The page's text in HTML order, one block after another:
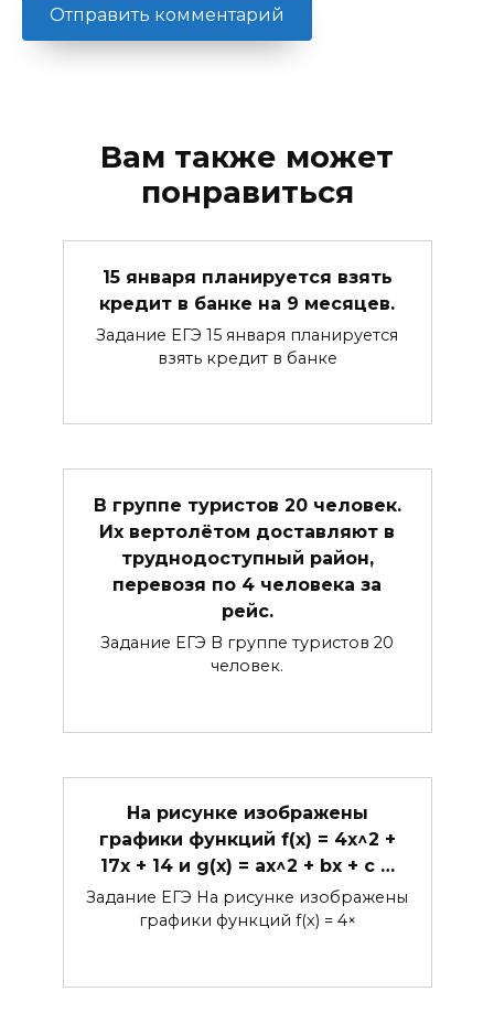
Вам также может
понравиться
15 января планируется взять
кредит в банке на 9 месяцев.
Задание ЕГЭ 15 января планируется
взять кредит в банке
В группе туристов 20 человек.
Их вертолётом доставляют в
труднодоступный район,
перевозя по 4 человека за
рейс.
Задание ЕГЭ В группе туристов 20
человек.
На рисунке изображены
графики функций f(x) = 4x^2 +
17x + 14 и g(x) = ax^2 + bx + c …
Задание ЕГЭ На рисунке изображены
графики функций f(x) = 4×